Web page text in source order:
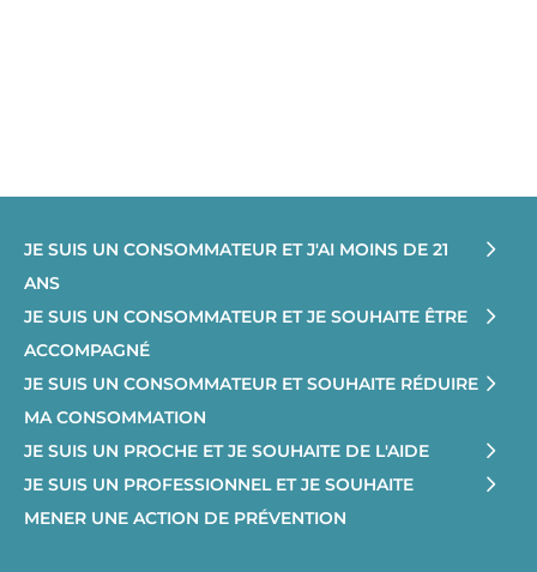
JE SUIS UN CONSOMMATEUR ET J'AI MOINS DE 21
ANS
JE SUIS UN CONSOMMATEUR ET JE SOUHAITE ÊTRE
ACCOMPAGNÉ
JE SUIS UN CONSOMMATEUR ET SOUHAITE RÉDUIRE
MA CONSOMMATION
JE SUIS UN PROCHE ET JE SOUHAITE DE L'AIDE
JE SUIS UN PROFESSIONNEL ET JE SOUHAITE
MENER UNE ACTION DE PRÉVENTION